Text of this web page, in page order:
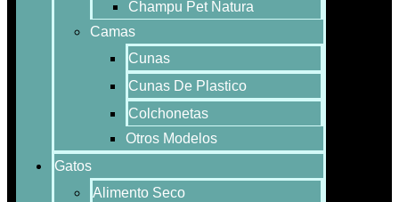
Champu Pet Natura
Camas
Cunas
Cunas De Plastico
Colchonetas
Otros Modelos
Gatos
Alimento Seco